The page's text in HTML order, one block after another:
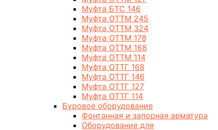
Муфта БТС 146
Муфта ОТТМ 245
Муфта ОТТМ 324
Муфта ОТТМ 178
Муфта ОТТМ 168
Муфта ОТТМ 114
Муфта ОТТГ 168
Муфта ОТТГ 146
Муфта ОТТГ 127
Муфта ОТТГ 114
Буровое оборудование
Фонтанная и запорная арматура
Оборудование для